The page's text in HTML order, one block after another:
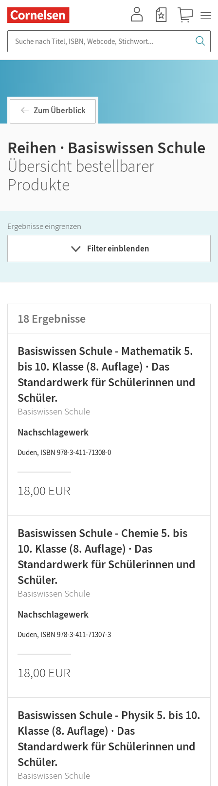
Zum Überblick
Reihen · Basiswissen Schule
Übersicht bestellbarer
Produkte
Ergebnisse eingrenzen
Filter einblenden
Band
GER-Niveau
Produktart
18 Ergebnisse
Basiswissen Schule - Mathematik 5.
bis 10. Klasse (8. Auflage) · Das
Standardwerk für Schülerinnen und
Schüler.
Basiswissen Schule
Nachschlagewerk
Duden, ISBN 978-3-411-71308-0
18,00 EUR
Basiswissen Schule - Chemie 5. bis
10. Klasse (8. Auflage) · Das
Standardwerk für Schülerinnen und
Schüler.
Basiswissen Schule
Nachschlagewerk
Duden, ISBN 978-3-411-71307-3
18,00 EUR
Basiswissen Schule - Physik 5. bis 10.
Klasse (8. Auflage) · Das
Standardwerk für Schülerinnen und
Schüler.
Basiswissen Schule